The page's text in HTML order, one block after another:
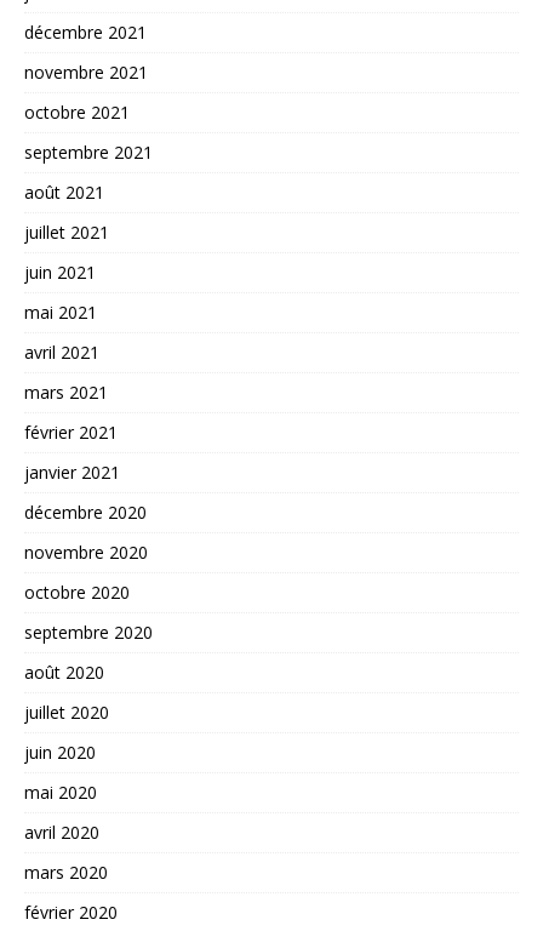
décembre 2021
novembre 2021
octobre 2021
septembre 2021
août 2021
juillet 2021
juin 2021
mai 2021
avril 2021
mars 2021
février 2021
janvier 2021
décembre 2020
novembre 2020
octobre 2020
septembre 2020
août 2020
juillet 2020
juin 2020
mai 2020
avril 2020
mars 2020
février 2020